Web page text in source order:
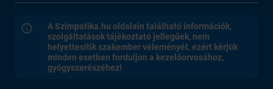
A Szimpatika.hu oldalain található információk,
szolgáltatások tájékoztató jellegűek, nem
helyettesítik szakember véleményét, ezért kérjük
minden esetben forduljon a kezelőorvosához,
gyógyszerészéhez!